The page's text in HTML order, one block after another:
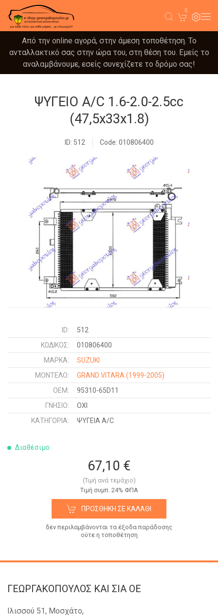
0
Από την online αγορά, στην άμεση τοποθέτηση. Το
ανταλλακτικό σας στην ώρα του, στη θέση του. Εμείς το
αναλαμβάνουμε, εσείς συνεχίζετε το δρόμο σας!
ΨΥΓΕΙΟ A/C 1.6-2.0-2.5cc
(47,5x33x1.8)
ID: 512 Code: 010806400
ID:
512
ΚΩΔΙΚΌΣ:
010806400
ΜΑΡΚΑ:
SUZUKI
ΜΟΝΤΕΛΟ:
GRAND VITARA (1999-2005)
OEM:
95310-65D11
ΓΝΉΣΙΟ:
ΟΧΙ
ΚΑΤΗΓΟΡΊΑ:
ΨΥΓΕΙΑ A/C
Διαθέσιμο
67,10 €
(Τιμή ανά τεμάχιο)
Tιμή συμπ. 24% ΦΠΑ
ΠΡΟΣΘΉΚΗ ΣΕ ΚΑΛΆΘΙ
δεν περιλαμβάνονται τα έξοδα παράδοσης
ούτε η τοποθέτηση
ΓΕΩΡΓΑΚΟΠΟΥΛΟΣ KAI ΣΙΑ OE
Ιλισσού 51, Μοσχάτο,